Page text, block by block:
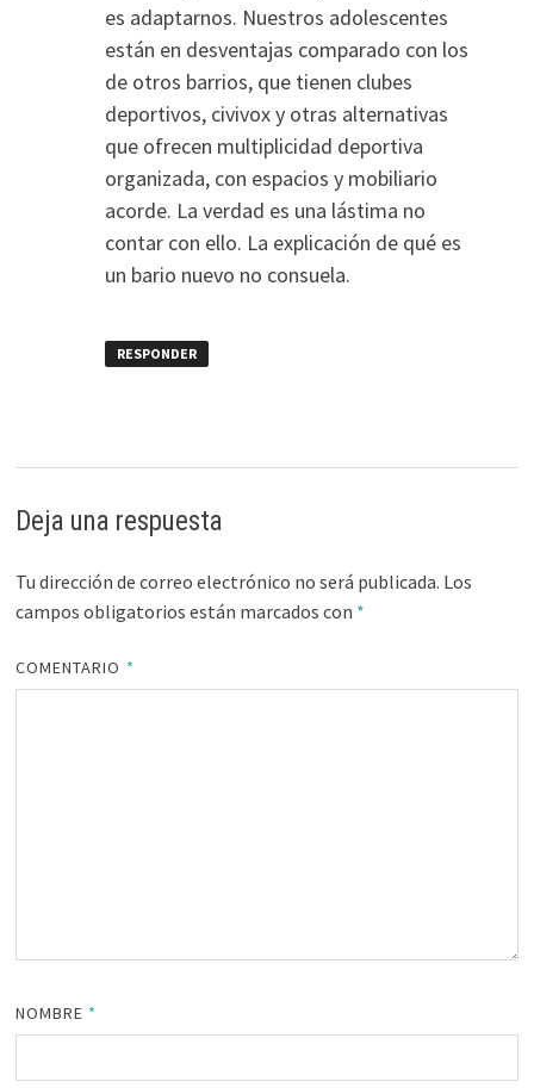
es adaptarnos. Nuestros adolescentes
están en desventajas comparado con los
de otros barrios, que tienen clubes
deportivos, civivox y otras alternativas
que ofrecen multiplicidad deportiva
organizada, con espacios y mobiliario
acorde. La verdad es una lástima no
contar con ello. La explicación de qué es
un bario nuevo no consuela.
RESPONDER
Deja una respuesta
Tu dirección de correo electrónico no será publicada. Los
campos obligatorios están marcados con *
COMENTARIO *
NOMBRE *